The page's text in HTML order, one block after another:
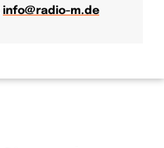
info@radio-m.de